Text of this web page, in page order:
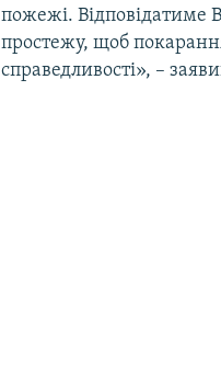
пожежі. Відповідатиме
простежу, щоб
справедливості», –